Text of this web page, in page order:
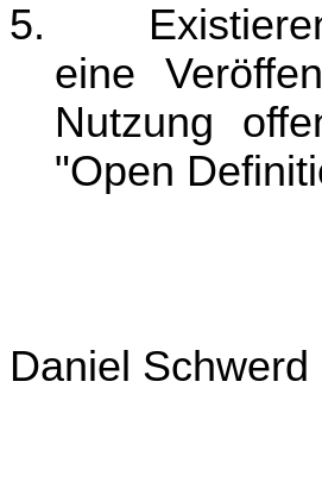
5.
eine
Nutzung
"Open
Daniel Schwerd